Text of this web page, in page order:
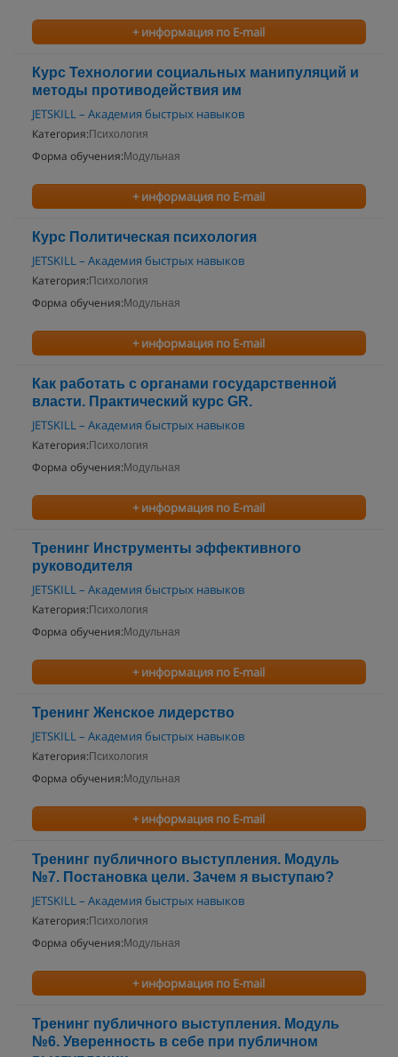
+ информация по E-mail
Курс Технологии социальных манипуляций и
методы противодействия им
JETSKILL – Академия быстрых навыков
Категория: Психология
Форма обучения: Модульная
+ информация по E-mail
Курс Политическая психология
JETSKILL – Академия быстрых навыков
Категория: Психология
Форма обучения: Модульная
+ информация по E-mail
Как работать с органами государственной
власти. Практический курс GR.
JETSKILL – Академия быстрых навыков
Категория: Психология
Форма обучения: Модульная
+ информация по E-mail
Тренинг Инструменты эффективного
руководителя
JETSKILL – Академия быстрых навыков
Категория: Психология
Форма обучения: Модульная
+ информация по E-mail
Тренинг Женское лидерство
JETSKILL – Академия быстрых навыков
Категория: Психология
Форма обучения: Модульная
+ информация по E-mail
Тренинг публичного выступления. Модуль
№7. Постановка цели. Зачем я выступаю?
JETSKILL – Академия быстрых навыков
Категория: Психология
Форма обучения: Модульная
+ информация по E-mail
Тренинг публичного выступления. Модуль
№6. Уверенность в себе при публичном